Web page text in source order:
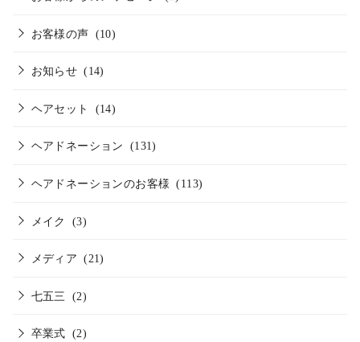
お客様の声 (10)
お知らせ (14)
ヘアセット (14)
ヘアドネーション (131)
ヘアドネーションのお客様 (113)
メイク (3)
メディア (21)
七五三 (2)
卒業式 (2)